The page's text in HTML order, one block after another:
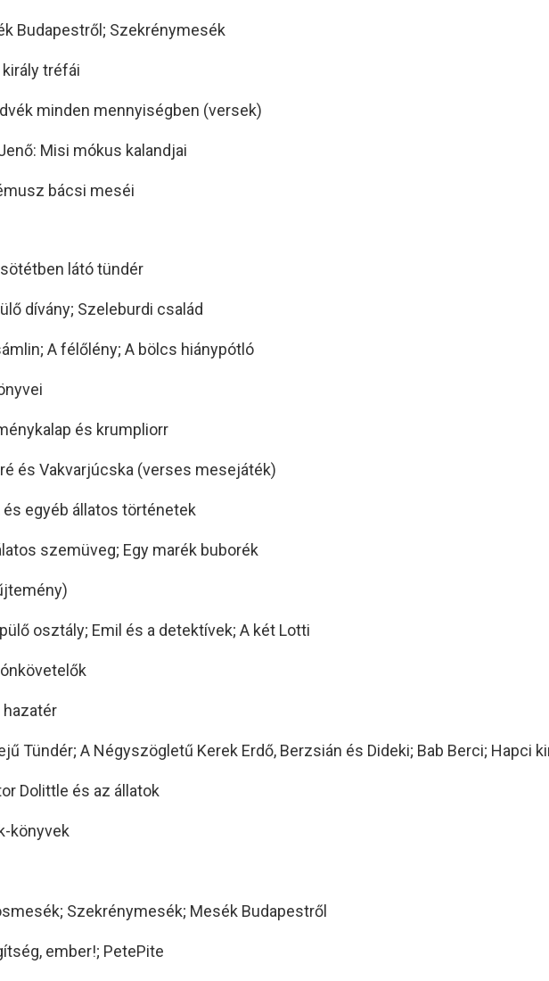
Budapestről; Szekrénymesék
tréfái
minden mennyiségben (versek)
Misi mókus kalandjai
bácsi meséi
látó tündér
dívány; Szeleburdi család
A félőlény; A bölcs hiánypótló
és krumpliorr
és Vakvarjúcska (verses mesejáték)
és egyéb állatos történetek
szemüveg; Egy marék buborék
osztály; Emil és a detektívek; A két Lotti
hazatér
Tündér; A Négyszögletű Kerek Erdő, Berzsián és Dideki; Bab Berci; Hapci
Dolittle és az állatok
könyvek
Szekrénymesék; Mesék Budapestről
ember!; PetePite